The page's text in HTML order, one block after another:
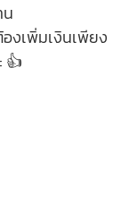
งเพิ่มเงินเพียง
👍